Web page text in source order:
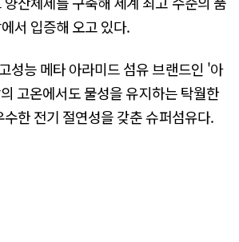
서 입증해 오고 있다.
성능 메타 아라미드 섬유 브랜드인 '아
고온에서도 물성을 유지하는 탁월한
한 전기 절연성을 갖춘 슈퍼섬유다.